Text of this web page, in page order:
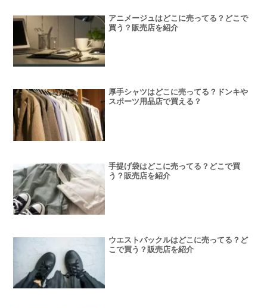
アニメージュはどこに売ってる？どこで
買う？販売店を紹介
厚手シャツはどこに売ってる？ドンキや
スポーツ用品店で買える？
手提げ袋はどこに売ってる？どこで買
う？販売店を紹介
ウエストバックルはどこに売ってる？ど
こで買う？販売店を紹介